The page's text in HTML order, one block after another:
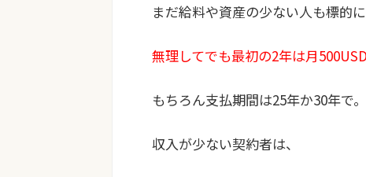
まだ給料や資産の少ない人も標的
無理してでも最初の2年は月
もちろん支払期間は25年か30年で。
収入が少ない契約者は、